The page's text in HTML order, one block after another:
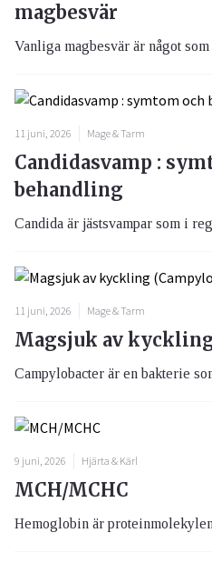
magbesvär
Vanliga magbesvär är något
11 juni, 2026 Mage & Tarm
Candidasvamp :
behandling
Candida är jästsvampar som i
11 juni, 2026 Mage & Tarm
Magsjuk av
Campylobacter är en bakterie
9 juni, 2026 Hjärta & Kärl
MCH/MCHC
Hemoglobin är